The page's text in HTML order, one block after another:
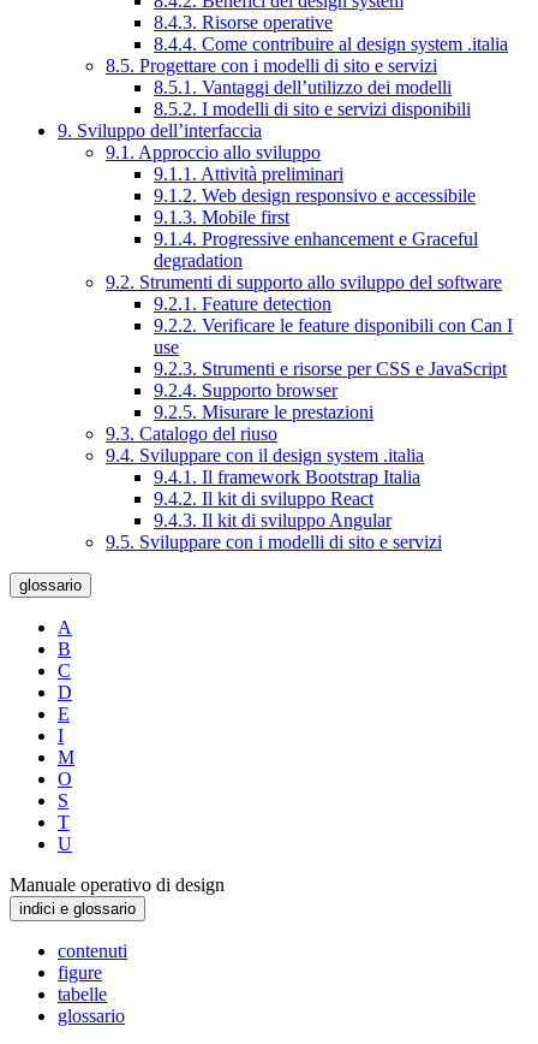
8.4.3. Risorse operative
8.4.4. Come contribuire al design system .italia
8.5. Progettare con i modelli di sito e servizi
8.5.1. Vantaggi dell’utilizzo dei modelli
8.5.2. I modelli di sito e servizi disponibili
9. Sviluppo dell’interfaccia
9.1. Approccio allo sviluppo
9.1.1. Attività preliminari
9.1.2. Web design responsivo e accessibile
9.1.3. Mobile first
9.1.4. Progressive enhancement e Graceful
degradation
9.2. Strumenti di supporto allo sviluppo del software
9.2.1. Feature detection
9.2.2. Verificare le feature disponibili con Can I
use
9.2.3. Strumenti e risorse per CSS e JavaScript
9.2.4. Supporto browser
9.2.5. Misurare le prestazioni
9.3. Catalogo del riuso
9.4. Sviluppare con il design system .italia
9.4.1. Il framework Bootstrap Italia
9.4.2. Il kit di sviluppo React
9.4.3. Il kit di sviluppo Angular
9.5. Sviluppare con i modelli di sito e servizi
glossario
A
B
C
D
E
I
M
O
S
T
U
Manuale operativo di design
indici e glossario
contenuti
figure
tabelle
glossario